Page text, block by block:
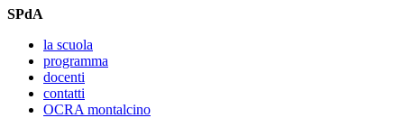
SPdA
la scuola
programma
docenti
contatti
OCRA montalcino